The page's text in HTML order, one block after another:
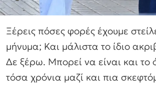
Ξέρεις πόσες φορές έχουμε
μήνυμα; Και μάλιστα το ίδιο
Δε ξέρω. Μπορεί να είναι και το
τόσα χρόνια μαζί και πια